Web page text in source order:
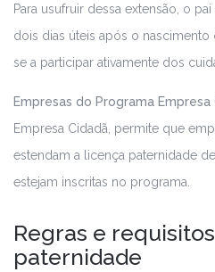
Para usufruir dessa extensão, o
dois dias úteis após o
se a participar ativamente dos
Empresas do Programa Empresa
Empresa Cidadã, permite que
estendam a licença paternidade
estejam inscritas no programa.
Regras e
paternidade